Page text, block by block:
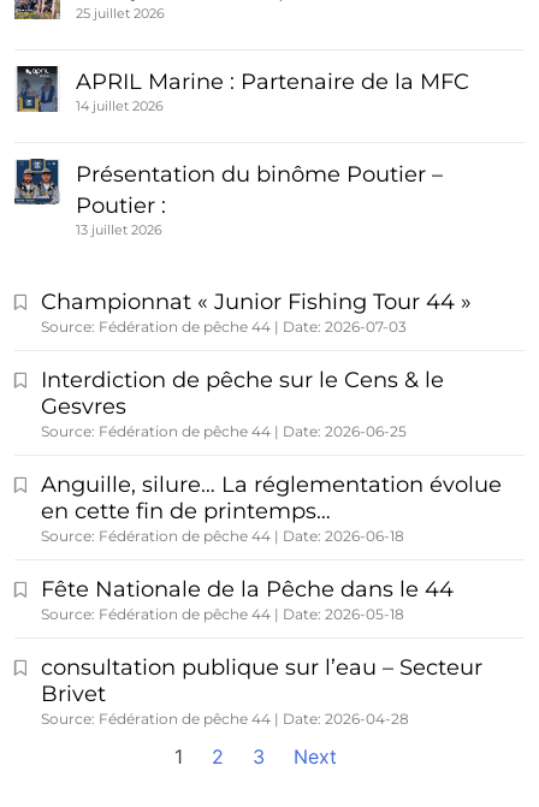
25 juillet 2026
APRIL Marine : Partenaire de la MFC
14 juillet 2026
Présentation du binôme Poutier –
Poutier :
13 juillet 2026
Championnat « Junior Fishing Tour 44 »
Source: Fédération de pêche 44 Date: 2026-07-03
Interdiction de pêche sur le Cens & le
Gesvres
Source: Fédération de pêche 44 Date: 2026-06-25
Anguille, silure… La réglementation évolue
en cette fin de printemps…
Source: Fédération de pêche 44 Date: 2026-06-18
Fête Nationale de la Pêche dans le 44
Source: Fédération de pêche 44 Date: 2026-05-18
consultation publique sur l’eau – Secteur
Brivet
Source: Fédération de pêche 44 Date: 2026-04-28
1 2 3 Next